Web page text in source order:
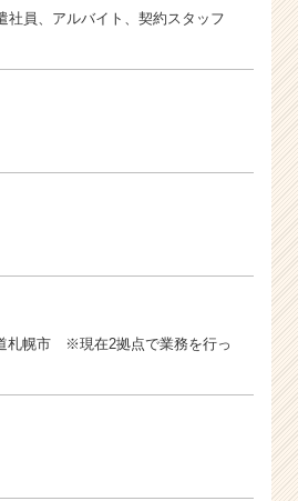
社員、アルバイト、契約スタッフ
札幌市 ※現在2拠点で業務を行っ